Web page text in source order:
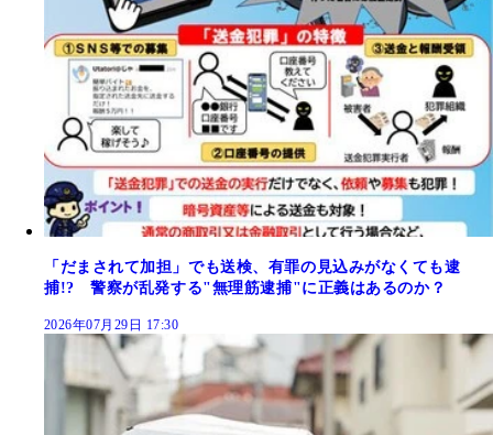
「だまされて加担」でも送検、有罪の見込みがなくても逮
捕!? 警察が乱発する"無理筋逮捕"に正義はあるのか？
2026年07月29日 17:30